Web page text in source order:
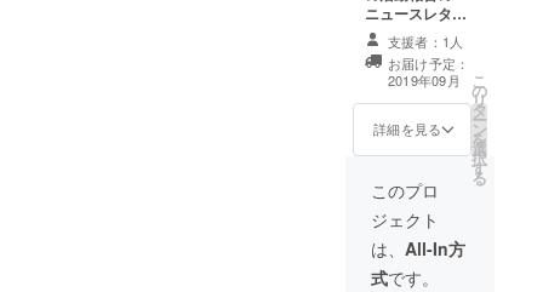
ニュースレター
とルシエール出
張講演（交通費
別途•要相談）
支援者：1人
お届け予定：
2019年09月
詳細を見る
こ
の
リ
タ
ー
ン
を
選
択
す
る
このプロ
ジェクト
は、 All-In方
式です。